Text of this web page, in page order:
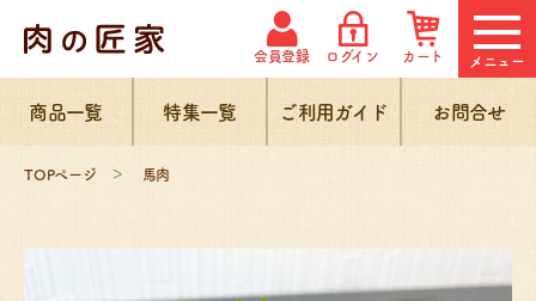
会員登録 ログイン カート メニュー
商品一覧 特集一覧 ご利用ガイド お問合せ
TOPページ 馬肉